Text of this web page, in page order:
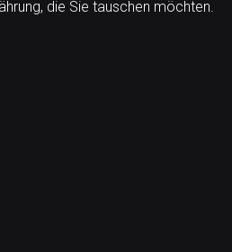
die Sie tauschen möchten.